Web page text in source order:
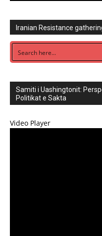
Iranian Resistance
Samiti i Uashingtonit:
Politikat e Sakta
Video Player